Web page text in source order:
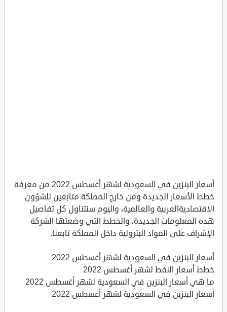
أسعار البنزين في السعودية لشهر أغسطس 2022 من معرفة
خطط الأسعار الجديدة ومن خارج المملكة متابعين للشؤون
الاقتصاديةالعربية والعالمية، واليوم سنتناول كل تفاصيل
هذه المعلومات الجديدة، والخطط التي وضعتها الشركة
الإشراف على المواد البترولية داخل المملكة تابعنا.
أسعار البنزين في السعودية لشهر أغسطس 2022
خطط أسعار النفط لشهر أغسطس 2022
ما هي أسعار البنزين في السعودية لشهر أغسطس 2022
أسعار البنزين في السعودية لشهر أغسطس 2022